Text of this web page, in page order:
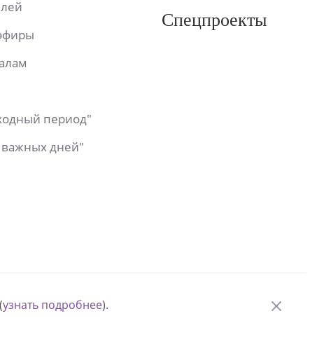
период"
дней"
Спецпроекты
узнать подробнее).